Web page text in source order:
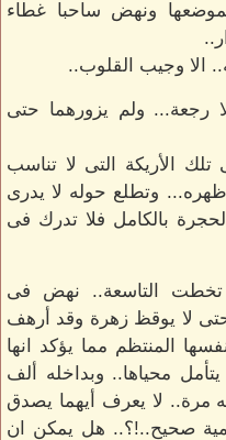
ونهض ساحبا غطاء
الا وجيب القلوب..
رجعة... ولم يزورهما حتى
الأريكة التى لا تناسب
وتطلع حوله لا يدرى
بالكامل فلا تدرك فى
تخطت التاسعة.. نهض فى
لا يوقظ زهرة وقد أرهف
المنتظم مما يؤكد انها
محياها.. وبداخله ألف
مرة.. لا يعرف أيهما يصدق
صحيح..!؟.. هل يمكن ان